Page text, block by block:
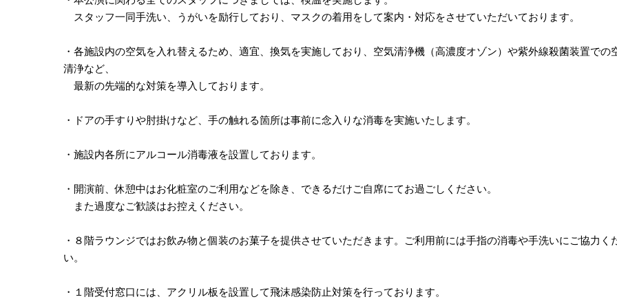
スタッフ一同手洗い、うがいを励行しており、マスクの着用をして案内・対応をさせていただいております。
・各施設内の空気を入れ替えるため、適宜、換気を実施しており、空気清浄機（高濃度オゾン）や紫外線殺菌装置での
清浄など、
最新の先端的な対策を導入しております。
・ドアの手すりや肘掛けなど、手の触れる箇所は事前に念入りな消毒を実施いたします。
・施設内各所にアルコール消毒液を設置しております。
・開演前、休憩中はお化粧室のご利用などを除き、できるだけご自席にてお過ごしください。
また過度なご歓談はお控えください。
・８階ラウンジではお飲み物と個装のお菓子を提供させていただきます。ご利用前には手指の消毒や手洗いにご協力く
い。
・１階受付窓口には、アクリル板を設置して飛沫感染防止対策を行っております。